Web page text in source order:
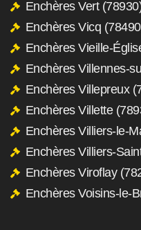
Enchères Vert
Enchères Vicq
Enchères Vieille-
Enchères Villennes-
Enchères Villepreux
Enchères Villette
Enchères Villiers-le-
Enchères Villiers-
Enchères Viroflay
Enchères Voisins-le-